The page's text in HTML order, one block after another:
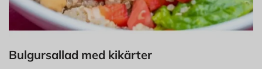
Bulgursallad med kikärter